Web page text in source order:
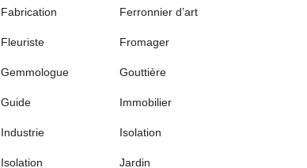
Fabrication Ferronnier d’art
Fleuriste Fromager
Gemmologue Gouttière
Guide Immobilier
Industrie Isolation
Isolation Jardin